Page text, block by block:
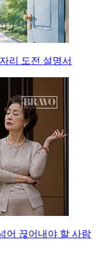
리 도전 설명서
어 끊어내야 할 사람